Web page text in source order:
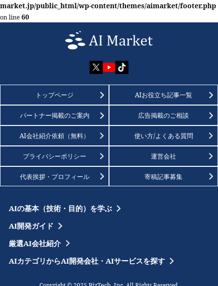
market.jp/public_html/wp-content/themes/aimarket/footer.php
on line 60
トップページ AIお役立ち記事一覧
パートナー掲載のご案内 広告掲載のご相談
AI会社紹介依頼（無料） 使い方/よくある質問
プライバシーポリシー 運営会社
代表挨拶・プロフィール 寄稿記事募集
AIの基本（技術・目的）を学ぶ
AI開発ガイド
厳選AI会社紹介
AIカテゴリからAI開発会社・AIサービスを探す